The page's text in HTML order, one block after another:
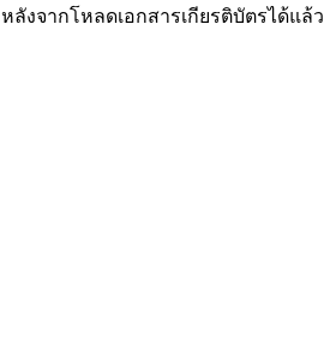
หลังจากโหลดเอกสารเกียรติบัตรได้แล้